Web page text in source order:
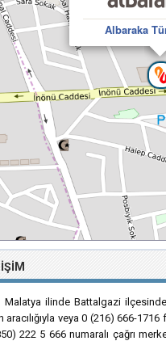
Albaraka
Malatya ilinde Battalgazi
veya 0 (216) 666-
222 5 666 numaralı çağrı